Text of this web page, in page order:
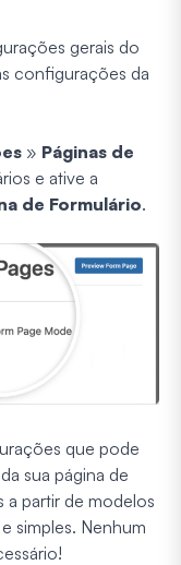
gerais do
configurações da
» Páginas de
e ative a
de Formulário.
que pode
sua página de
a partir de modelos
simples. Nenhum